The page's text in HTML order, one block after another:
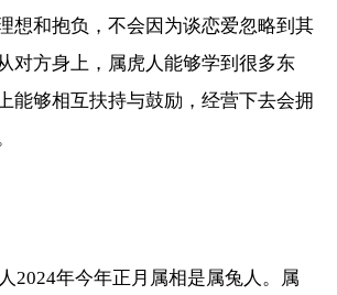
想和抱负，不会因为谈恋爱忽略到其
对方身上，属虎人能够学到很多东
能够相互扶持与鼓励，经营下去会拥
2024年今年正月属相是属兔人。属